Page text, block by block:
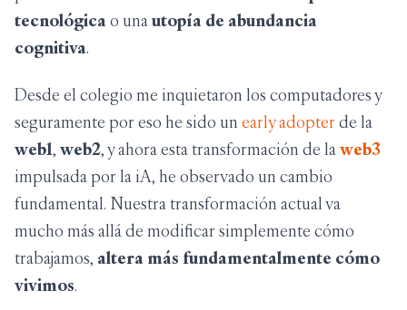
tecnológicao unautopía de abundancia
cognitiva.
Desde el colegio me inquietaron los computadores y
seguramente por eso he sido un early adopterde la
web1, web2, y ahora esta transformación de laweb3
impulsada por la iA, he observado un cambio
fundamental. Nuestra transformación actual va
mucho más allá de modificar simplemente cómo
trabajamos, altera más fundamentalmente cómo
vivimos.